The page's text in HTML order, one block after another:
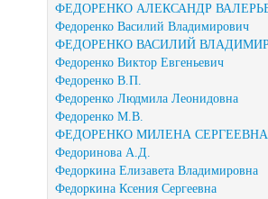
ФЕДОРЕНКО АЛЕКСАНДР
Федоренко Василий Владимирович
ФЕДОРЕНКО ВАСИЛИЙ
Федоренко Виктор Евгеньевич
Федоренко В.П.
Федоренко Людмила Леонидовна
Федоренко М.В.
ФЕДОРЕНКО МИЛЕНА СЕРГЕЕВНА
Федоринова А.Д.
Федоркина Елизавета Владимировна
Федоркина Ксения Сергеевна